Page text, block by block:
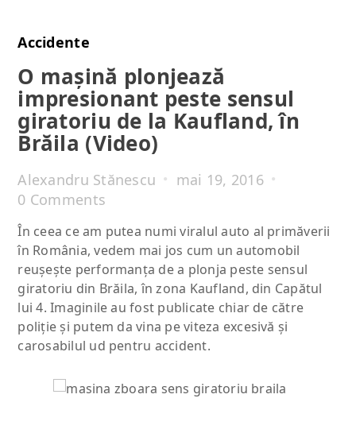
Accidente
O maşină plonjează
impresionant peste sensul
giratoriu de la Kaufland, în
Brăila (Video)
Alexandru Stănescu
mai 19, 2016
0 Comments
În ceea ce am putea numi viralul auto al primăverii
în România, vedem mai jos cum un automobil
reuşeşte performanţa de a plonja peste sensul
giratoriu din Brăila, în zona Kaufland, din Capătul
lui 4. Imaginile au fost publicate chiar de către
poliţie şi putem da vina pe viteza excesivă şi
carosabilul ud pentru accident.